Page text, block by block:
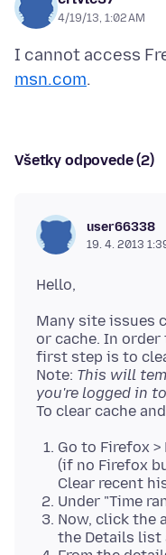
4/19/13, 1:02 AM
I cannot access
msn.com
Všetky odpovede (2)
user66338
19. 4. 2013
Many site issues
or cache. In
first step is to
Note: This will
you're logged in
Go to Firefox
(if no Firefox
Clear recent
Under "Time
Now, click the
the Details list